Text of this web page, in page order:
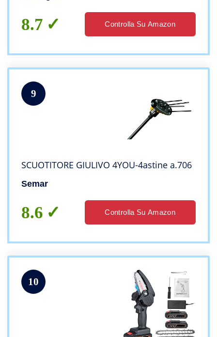
8.7 Controlla Su Amazon
9
SCUOTITORE GIULIVO 4YOU-4astine a.706
Semar
8.6 Controlla Su Amazon
10